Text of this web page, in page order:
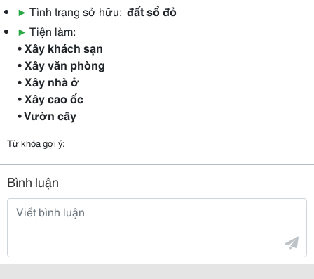
▶ Tình trạng sở hữu: đất sổ đỏ
▶ Tiện làm:
• Xây khách sạn
• Xây văn phòng
• Xây nhà ở
• Xây cao ốc
• Vườn cây
Từ khóa gợi ý:
Bình luận